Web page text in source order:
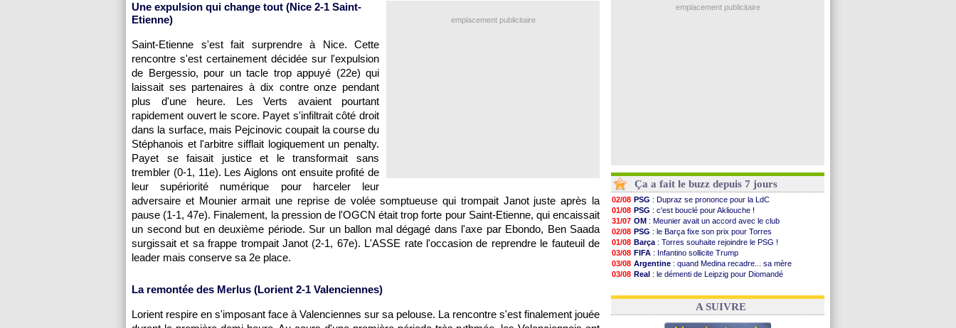
emplacement publicitaire
Une expulsion qui change tout (Nice 2-1 Saint-
Etienne)
Saint-Etienne s'est fait surprendre à Nice. Cette
rencontre s'est certainement décidée sur l'expulsion
de Bergessio, pour un tacle trop appuyé (22e) qui
laissait ses partenaires à dix contre onze pendant
plus d'une heure. Les Verts avaient pourtant
rapidement ouvert le score. Payet s'infiltrait côté droit
dans la surface, mais Pejcinovic coupait la course du
Stéphanois et l'arbitre sifflait logiquement un penalty.
Payet se faisait justice et le transformait sans
trembler (0-1, 11e). Les Aiglons ont ensuite profité de
leur supériorité numérique pour harceler leur
adversaire et Mounier armait une reprise de volée somptueuse qui trompait Janot juste après la
pause (1-1, 47e). Finalement, la pression de l'OGCN était trop forte pour Saint-Etienne, qui encaissait
un second but en deuxième période. Sur un ballon mal dégagé dans l'axe par Ebondo, Ben Saada
surgissait et sa frappe trompait Janot (2-1, 67e). L'ASSE rate l'occasion de reprendre le fauteuil de
leader mais conserve sa 2e place.
La remontée des Merlus (Lorient 2-1 Valenciennes)
Lorient respire en s'imposant face à Valenciennes sur sa pelouse. La rencontre s'est finalement jouée
: Dallinga est sur le marché
emplacement publicitaire
Ça a fait le buzz depuis 7 jours
02/08 PSG : Dupraz se prononce pour la LdC
01/08 PSG : c'est bouclé pour Akliouche !
31/07 OM : Meunier avait un accord avec le club
02/08 PSG : le Barça fixe son prix pour Torres
01/08 Barça : Torres souhaite rejoindre le PSG !
03/08 FIFA : Infantino sollicite Trump
03/08 Argentine : quand Medina recadre... sa mère
03/08 Real : le démenti de Leipzig pour Diomandé
31/07 FIFA: le conseiller d'Infantino démissionne !
A SUIVRE